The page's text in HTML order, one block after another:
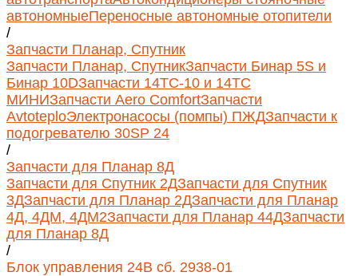
автономныеПереносные автономные отопители
/
Запчасти Планар, Спутник
Запчасти Планар, СпутникЗапчасти Бинар 5S и
Бинар 10DЗапчасти 14ТС-10 и 14ТС
МИНИЗапчасти Aero ComfortЗапчасти
AvtoteploЭлектронасосы (помпы) ПЖДЗапчасти к
подогревателю 30SP 24
/
Запчасти для Планар 8Д
Запчасти для Спутник 2ДЗапчасти для Спутник
3ДЗапчасти для Планар 2ДЗапчасти для Планар
4Д, 4ДМ, 4ДМ2Запчасти для Планар 44ДЗапчасти
для Планар 8Д
/
Блок управления 24В сб. 2938-01